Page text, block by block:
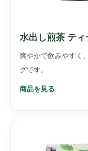
水出し煎茶 テ
爽やかで飲みやすく
グです。
商品を見る